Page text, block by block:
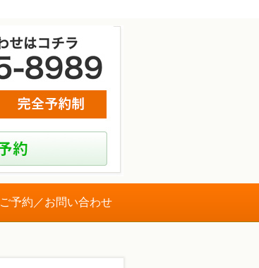
ご予約／お問い合わせ